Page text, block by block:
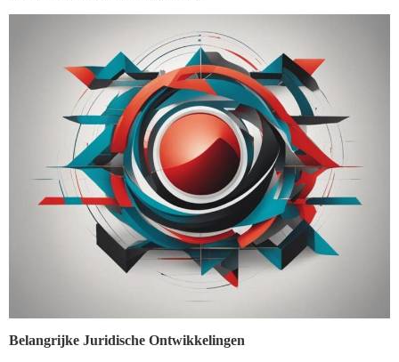
Belangrijke Juridische Ontwikkelingen